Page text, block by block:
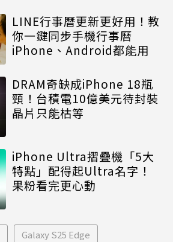
LINE行事曆更新更好用！教
你一鍵同步手機行事曆
iPhone、Android都能用
DRAM奇缺成iPhone 18瓶
頸！台積電10億美元待封裝
晶片只能枯等
iPhone Ultra摺疊機「5大
特點」配得起Ultra名字！
果粉看完更心動
Galaxy S25 Edge